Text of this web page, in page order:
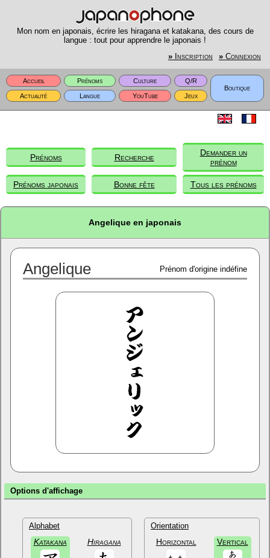
Mon nom en japonais, écrire les hiragana et katakana, des cours de
langue : tout pour apprendre le japonais !
» Inscription » Connexion
Accueil Prénoms Culture
Q/R
Boutique
Actualité
Langue YouTube Jeux
Prénoms Recherche
Demander un
prénom
Prénoms japonais Bonne fête Tous les prénoms
Angelique en japonais
Angelique Prénom d'origine indéfine
Options d'affichage
Alphabet
Katakana Hiragana
Orientation
Horizontal Vertical